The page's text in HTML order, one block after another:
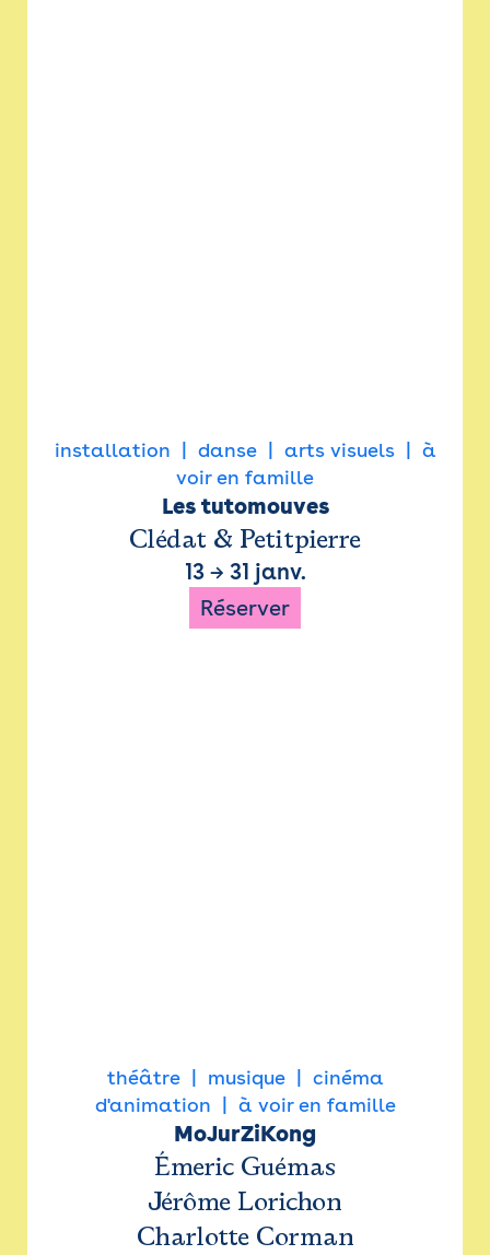
installation danse arts visuels
à
voir en famille
Les tutomouves
Clédat & Petitpierre
13→ 31 janv.
Réserver
théâtre musique
cinéma
d'animation
à voir en famille
MoJurZiKong
Émeric Guémas
Jérôme Lorichon
Charlotte Corman